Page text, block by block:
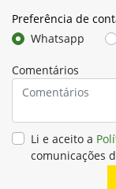
Preferência de
Whatsapp
Comentários
Li e aceito a
comunicações